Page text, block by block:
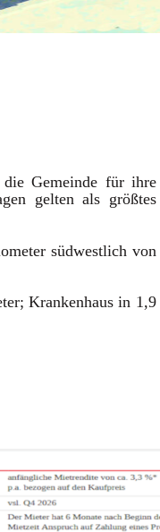
die Gemeinde für ihre
gelten als größtes
südwestlich von
Krankenhaus in 1,9